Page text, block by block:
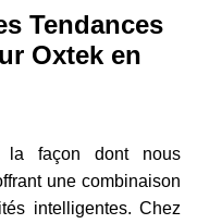
Tendances
Oxtek en
la façon dont nous
une combinaison
intelligentes. Chez